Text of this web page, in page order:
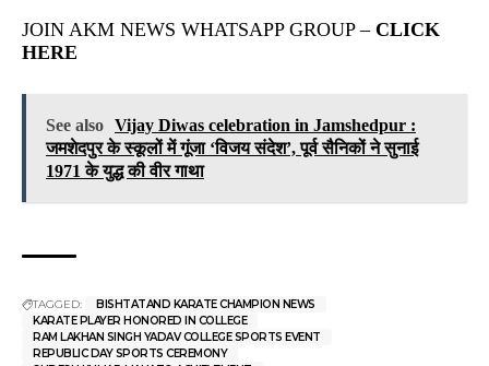
JOIN AKM NEWS WHATSAPP GROUP – CLICK
HERE
See also Vijay Diwas celebration in Jamshedpur :
जमशेदपुर के स्कूलों में गूंजा ‘विजय संदेश’, पूर्व सैनिकों ने सुनाई
1971 के युद्ध की वीर गाथा
TAGGED:
BISHTATAND KARATE CHAMPION NEWS
KARATE PLAYER HONORED IN COLLEGE
RAM LAKHAN SINGH YADAV COLLEGE SPORTS EVENT
REPUBLIC DAY SPORTS CEREMONY